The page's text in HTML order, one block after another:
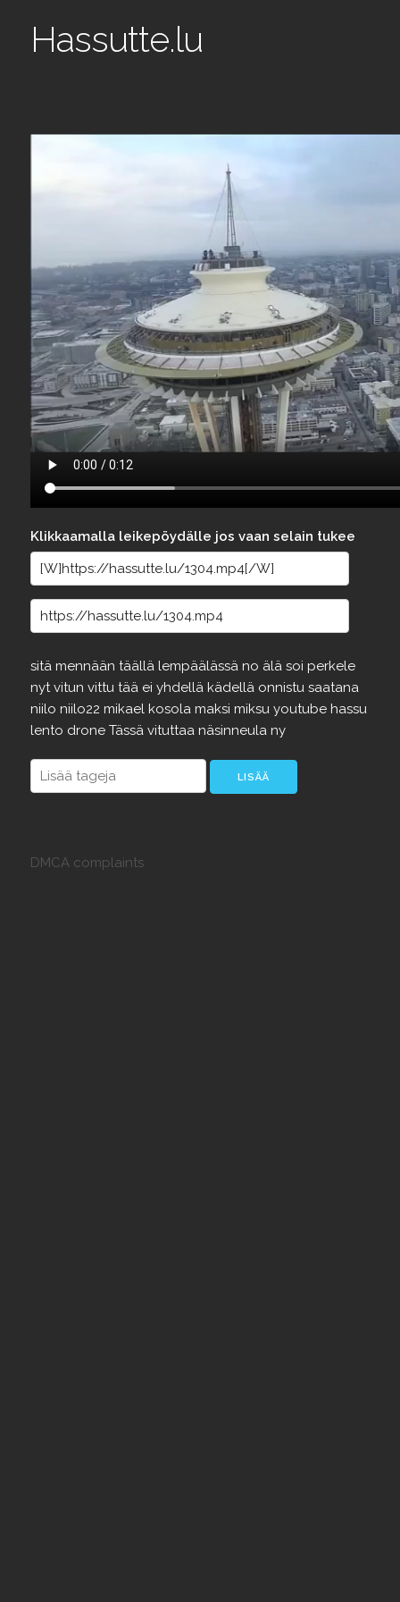
Hassutte.lu
Klikkaamalla leikepöydälle jos vaan selain tukee
sitä mennään täällä lempäälässä no älä soi perkele
nytvitun vittu tää ei yhdellä kädellä onnistu saatana
niilo niilo22 mikael kosola maksi miksu youtube hassu
lento drone Tässä vituttaa näsinneula ny
DMCA complaints